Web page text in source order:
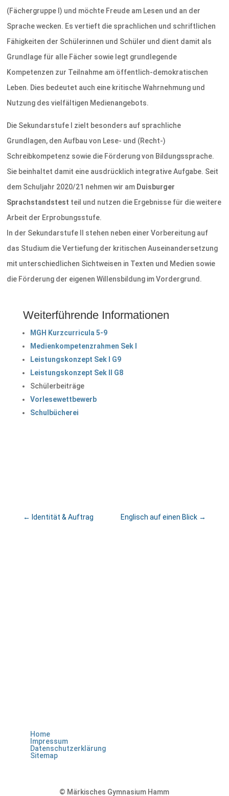
(Fächergruppe I) und möchte Freude am Lesen und an der
Sprache wecken. Es vertieft die sprachlichen und schriftlichen
Fähigkeiten der Schülerinnen und Schüler und dient damit als
Grundlage für alle Fächer sowie legt grundlegende
Kompetenzen zur Teilnahme am öffentlich-demokratischen
Leben. Dies bedeutet auch eine kritische Wahrnehmung und
Nutzung des vielfältigen Medienangebots.
Die Sekundarstufe I zielt besonders auf sprachliche
Grundlagen, den Aufbau von Lese- und (Recht-)
Schreibkompetenz sowie die Förderung von Bildungssprache.
Sie beinhaltet damit eine ausdrücklich integrative Aufgabe. Seit
dem Schuljahr 2020/21 nehmen wir am Duisburger
Sprachstandstest teil und nutzen die Ergebnisse für die weitere
Arbeit der Erprobungsstufe.
In der Sekundarstufe II stehen neben einer Vorbereitung auf
das Studium die Vertiefung der kritischen Auseinandersetzung
mit unterschiedlichen Sichtweisen in Texten und Medien sowie
die Förderung der eigenen Willensbildung im Vordergrund.
Weiterführende Informationen
MGH Kurzcurricula 5-9
Medienkompetenzrahmen Sek I
Leistungskonzept Sek I G9
Leistungskonzept Sek II G8
Schülerbeiträge
Vorlesewettbewerb
Schulbücherei
← Identität & Auftrag Englisch auf einen Blick →
Home
Impressum
Datenschutzerklärung
Sitemap
© Märkisches Gymnasium Hamm